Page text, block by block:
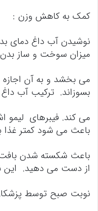
کمک به کاهش وزن :
نوشیدن آب داغ دمای
میزان سوخت و ساز بدن
می بخشد و به آن
بسوزاند. ترکیب آب داغ
می کند. فیبرهای لیمو
باعث می شود کمتر غذا
باعث شکسته شدن
از دست می دهید. این
نوبت صبح توسط